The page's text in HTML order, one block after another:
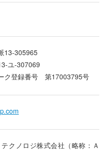
13-305965
ユ-307069
ク登録番号 第17003795号
クノロジ株式会社（略称：Ａ